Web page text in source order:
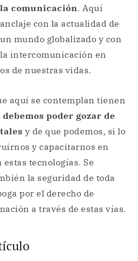
comunicación. Aquí
con la actualidad de
mundo globalizado y con
intercomunicación en
de nuestras vidas.
aquí se contemplan tienen
debemos poder gozar de
y de que podemos, si lo
y capacitarnos en
tecnologías. Se
la seguridad de toda
por el derecho de
a través de estas vías.